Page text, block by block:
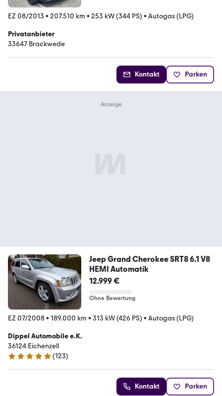
EZ 08/2013 • 207.510 km • 253 kW (344 PS) • Autogas (LPG)
Privatanbieter
33647 Brackwede
Kontakt Parken
Jeep Grand Cherokee SRT8 6.1 V8
HEMI Automatik
12.999 €
Ohne Bewertung
EZ 07/2008• 189.000 km • 313 kW (426 PS) • Autogas (LPG)
Dippel Automobile e.K.
36124 Eichenzell
4.8 Sterne
(123)
Kontakt Parken